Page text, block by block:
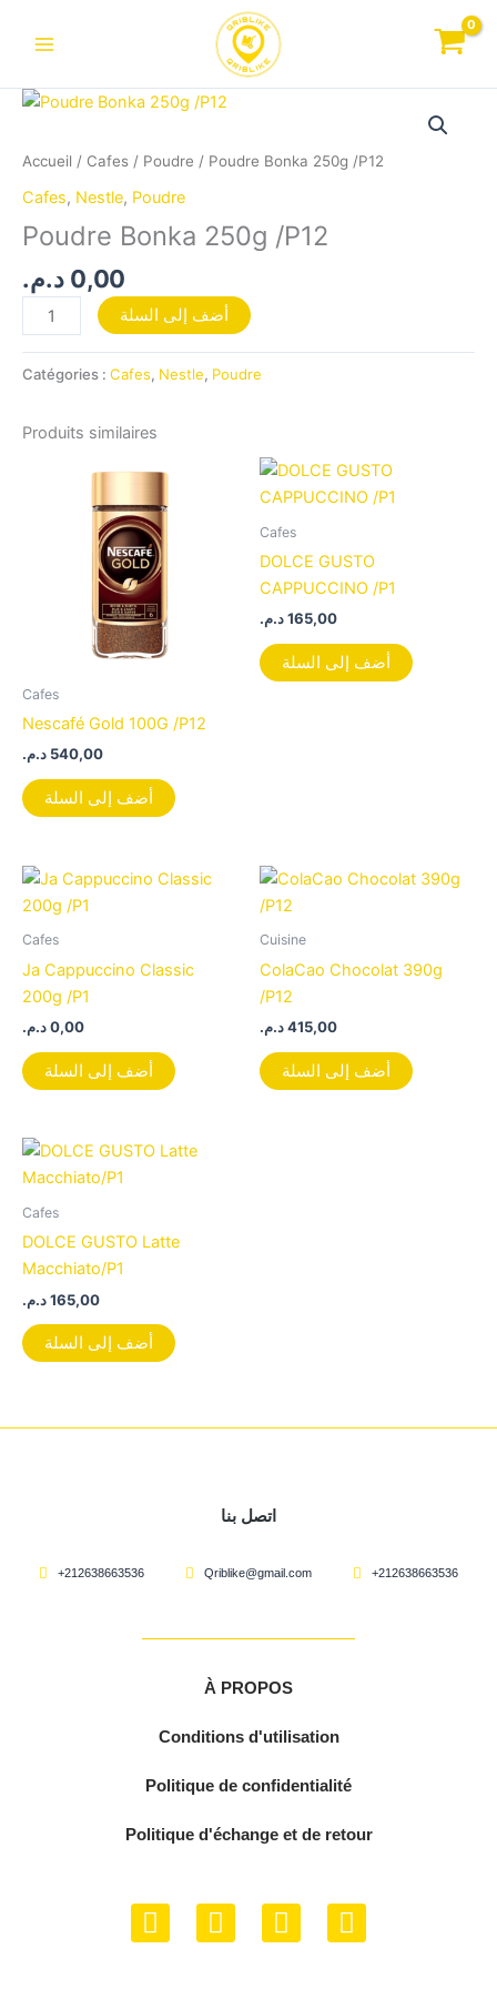
Accueil / Cafes / Poudre / Poudre Bonka 250g /P12
Cafes, Nestle, Poudre
Poudre Bonka 250g /P12
0,00 د.م.
quantité
Poudre
250g
/P12
أضف إلى السلة
Catégories : Cafes, Nestle, Poudre
Produits similaires
Cafes
Nescafé Gold 100G /P12
540,00 د.م.
أضف إلى السلة
Cafes
DOLCE GUSTO
CAPPUCCINO /P1
165,00د.م.
أضف إلى السلة
Cafes
Ja Cappuccino Classic
200g /P1
0,00د.م.
أضف إلى السلة
Cuisine
ColaCao Chocolat 390g
/P12
415,00د.م.
أضف إلى السلة
Cafes
DOLCE GUSTO Latte
Macchiato/P1
165,00د.م.
أضف إلى السلة
اتصل بنا
+212638663536 Qriblike@gmail.com +212638663536
À PROPOS
Conditions d'utilisation
Politique de confidentialité
Politique d'échange et de retour
F
a
Y
o
I
n
W
h